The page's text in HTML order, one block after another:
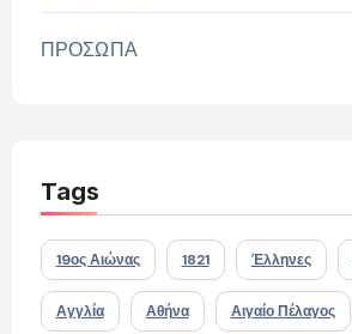
ΠΡΟΣΩΠΑ
Tags
19ος Αιώνας 1821 Έλληνες
Αγγλία Αθήνα Αιγαίο Πέλαγος